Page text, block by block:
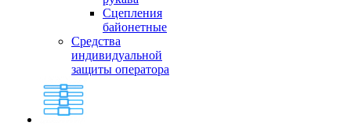
Сцепления
байонетные
Средства
индивидуальной
защиты оператора